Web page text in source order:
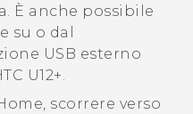
È anche possibile
su o dal
USB esterno
U12+‍.
, scorrere verso